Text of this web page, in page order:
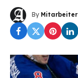
By Mitarbeiter